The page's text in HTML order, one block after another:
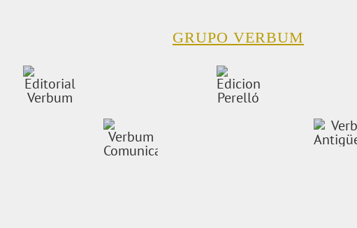
GRUPO VERBUM